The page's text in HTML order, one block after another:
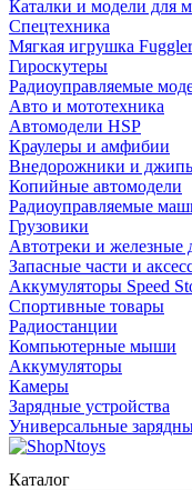
Каталки и модели для
Спецтехника
Мягкая игрушка Fuggler
Гироскутеры
Радиоуправляемые
Авто и мототехника
Автомодели HSP
Краулеры и амфибии
Внедорожники и
Копийные автомодели
Радиоуправляемые
Грузовики
Автотреки и железные
Запасные части и
Аккумуляторы Speed
Спортивные товары
Радиостанции
Компьютерные мыши
Аккумуляторы
Камеры
Зарядные устройства
Универсальные
Каталог